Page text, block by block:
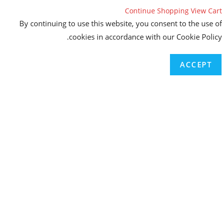
Continue Shopping View
By continuing to use this website, you consent to the
cookies in accordance with our Cookie
ACCEPT